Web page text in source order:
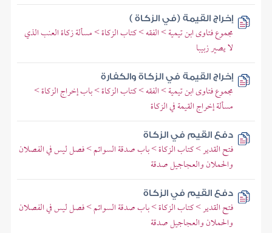
إخراج القيمة (في الزكاة )
مجموع فتاوى ابن تيمية > الفقه > كتاب الزكاة > مسألة زكاة العنب الذي
لا يصير زبيبا
إخراج القيمة في الزكاة والكفارة
مجموع فتاوى ابن تيمية > الفقه > كتاب الزكاة > باب إخراج الزكاة >
مسألة إخراج القيمة في الزكاة
دفع القيم في الزكاة
فتح القدير > كتاب الزكاة > باب صدقة السوائم > فصل ليس في الفصلان
والحملان والعجاجيل صدقة
دفع القيم في الزكاة
فتح القدير > كتاب الزكاة > باب صدقة السوائم > فصل ليس في الفصلان
والحملان والعجاجيل صدقة